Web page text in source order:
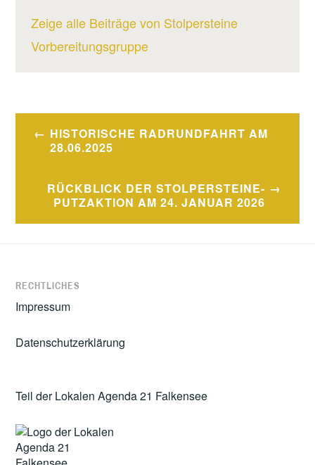
Zeige alle Beiträge von Stolpersteine
Vorbereitungsgruppe
Beitragsnavigation
HISTORISCHE RADRUNDFAHRT AM
28.06.2025
RÜCKBLICK DER STOLPERSTEINE-
PUTZAKTION AM 24. JANUAR 2026
RECHTLICHES
Impressum
Datenschutzerklärung
Teil der Lokalen Agenda 21 Falkensee